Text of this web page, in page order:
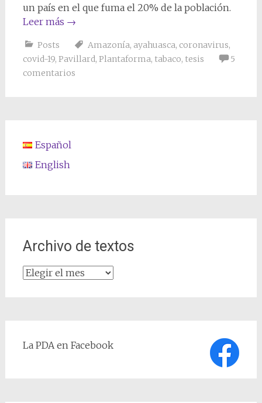
un país en el que fuma el 20% de la población.
Leer más →
Posts Amazonía, ayahuasca, coronavirus,
covid-19, Pavillard, Plantaforma, tabaco, tesis
5
comentarios
Español
English
Archivo de textos
Archivo
La PDA en Facebook